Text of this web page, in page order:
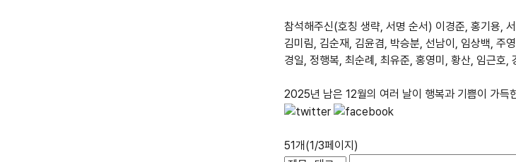
참석해주신(호칭 생략, 서명 순서) 이경준, 홍기용,
김미림, 김순재, 김윤겸, 박승분, 선남이, 임상백, 주
경일, 정행복, 최순례, 최유준, 홍영미, 황산, 임근호
2025년 남은 12월의 여러 날이 행복과 기쁨이 가득
51개(1/3페이지)